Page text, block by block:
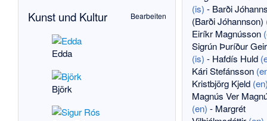
Bearbeiten
Kunst und Kultur
Edda
Björk
(is) - Barði
(Barði Jóhannson)
Eiríkr Magnússon
Sigrún Þuríður
(is) - Hafdís Huld
Kári Stefánsson
Kristbjörg Kjeld
Magnús Ver
(en) - Margrét